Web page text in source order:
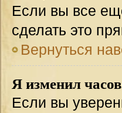
Если вы все
сделать это
Вернуться
Я изменил
Если вы